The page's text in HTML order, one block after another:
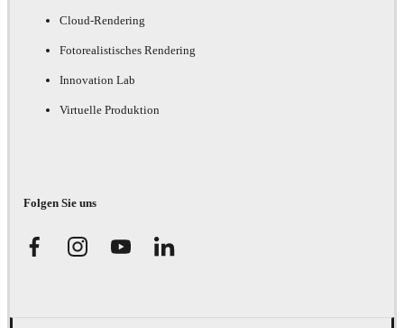
Cloud-Rendering
Fotorealistisches Rendering
Innovation Lab
Virtuelle Produktion
Folgen Sie uns